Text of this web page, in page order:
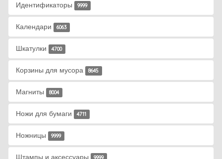
Идентификаторы 9999
Календари 6063
Шкатулки 4700
Корзины для мусора 8645
Магниты 8004
Ножи для бумаги 4711
Ножницы 9999
Штампы и аксессуары 9999